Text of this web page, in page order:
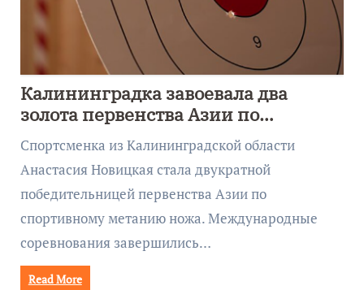
Калининградка завоевала два
золота первенства Азии по
метанию ножа
Спортсменка из Калининградской области
Анастасия Новицкая стала двукратной
победительницей первенства Азии по
спортивному метанию ножа. Международные
соревнования завершились…
Read More